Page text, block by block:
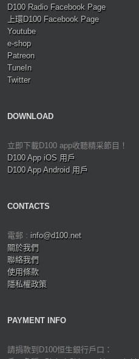
D100 Radio Facebook Page
上環D100 Facebook Page
Youtube
e-shop
Patreon
TuneIn
Twitter
DOWNLOAD
立即下載D100 app收聽精采節目！
D100 App iOS 用戶
D100 App Android 用戶
CONTACTS
電郵 : info@d100.net
關於我們
聯絡我們
使用條款
隱私權政策
PAYMENT INFO
請捐款到D100恒生銀行戶口：